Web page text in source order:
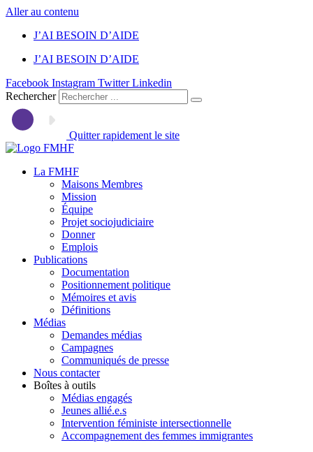
Aller au contenu
J’AI BESOIN D’AIDE
J’AI BESOIN D’AIDE
Facebook Instagram Twitter Linkedin
Rechercher
Quitter rapidement le site
La FMHF
Maisons Membres
Mission
Équipe
Projet sociojudiciaire
Donner
Emplois
Publications
Documentation
Positionnement politique
Mémoires et avis
Définitions
Médias
Demandes médias
Campagnes
Communiqués de presse
Nous contacter
Boîtes à outils
Médias engagés
Jeunes allié.e.s
Intervention féministe intersectionnelle
Accompagnement des femmes immigrantes